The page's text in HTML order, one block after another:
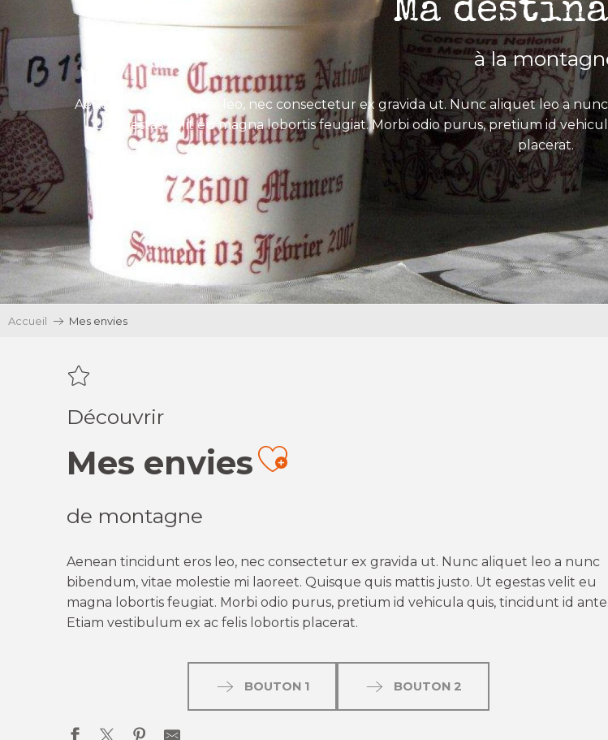
Ma
à la
Aenean tincidunt eros leo, nec consectetur ex gravida ut. Nunc aliquet leo a
Ut egestas velit eu magna lobortis feugiat. Morbi odio purus, pretium id
placerat.
Accueil Mes envies
Découvrir
Mes enviesAjouter aux
de montagne
Aenean tincidunt eros leo, nec consectetur ex gravida ut. Nunc aliquet leo a nunc
bibendum, vitae molestie mi laoreet. Quisque quis mattis justo. Ut egestas velit eu
magna lobortis feugiat. Morbi odio purus, pretium id vehicula quis, tincidunt id ante.
Etiam vestibulum ex ac felis lobortis placerat.
BOUTON 1 BOUTON 2